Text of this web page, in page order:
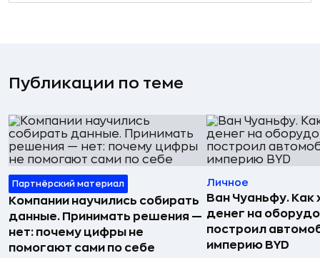
Публикации по теме
Партнёрский материал
Компании научились собирать
данные. Принимать решения —
нет: почему цифры не
помогают сами по себе
Личное
Ван Чуаньфу. Как
денег на
построил
империю BYD